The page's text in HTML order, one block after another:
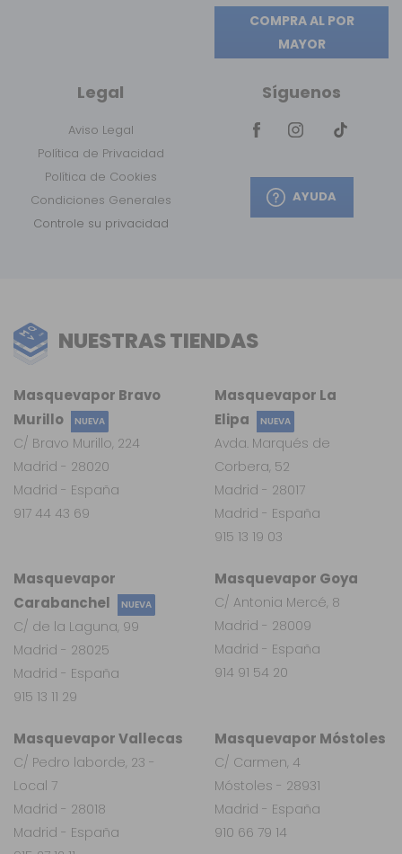
COMPRA AL POR
MAYOR
Legal
Aviso Legal
Política de Privacidad
Política de Cookies
Condiciones Generales
Controle su privacidad
Síguenos
AYUDA
NUESTRAS TIENDAS
Masquevapor
Carabanchel
NUEVA
C/ de la Laguna, 99
Madrid - 28025
Madrid - España
915 13 11 29
Masquevapor Vallecas
C/ Pedro laborde, 23 -
Local 7
Madrid - 28018
Madrid - España
Masquevapor Móstoles
C/ Carmen, 4
Móstoles - 28931
Madrid - España
910 66 79 14
Masquevapor Goya
C/ Antonia Mercé, 8
Madrid - 28009
Madrid - España
914 91 54 20
Masquevapor La
Elipa
NUEVA
Avda. Marqués de
Corbera, 52
Madrid - 28017
Madrid - España
915 13 19 03
Masquevapor Bravo
Murillo
NUEVA
C/ Bravo Murillo, 224
Madrid - 28020
Madrid - España
917 44 43 69